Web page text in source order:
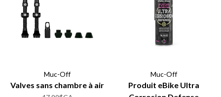
Muc-Off
Valves sans chambre à air
Muc-Off
Produit eBike Ultra